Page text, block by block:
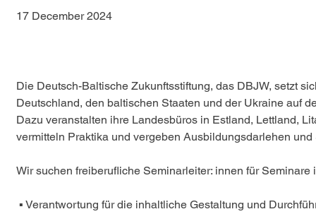
17 December 2024
Die Deutsch-Baltische Zukunftsstiftung, das DBJW, setzt
Deutschland, den baltischen Staaten und der Ukraine auf
Dazu veranstalten ihre Landesbüros in Estland, Lettland,
vermitteln Praktika und vergeben Ausbildungsdarlehen
Wir suchen freiberufliche Seminarleiter: innen für
▪ Verantwortung für die inhaltliche Gestaltung und